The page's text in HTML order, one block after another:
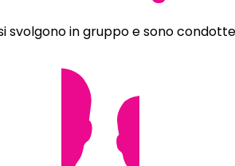
svolgono in gruppo e sono